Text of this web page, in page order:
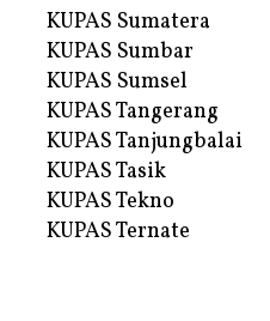
KUPAS Sumatera
KUPAS Sumbar
KUPAS Sumsel
KUPAS Tangerang
KUPAS Tanjungbalai
KUPAS Tasik
KUPAS Tekno
KUPAS Ternate